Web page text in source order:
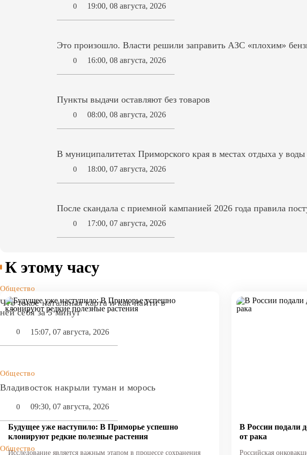
0 19:00, 08 августа, 2026
Это произошло. Власти решили заправить АЗС «плохим»
0 16:00, 08 августа, 2026
Пункты выдачи оставляют без товаров
0 08:00, 08 августа, 2026
В муниципалитетах Приморского края в местах отдыха у воды
0 18:00, 07 августа, 2026
После скандала с приемной кампанией 2026 года правила
0 17:00, 07 августа, 2026
К этому часу
Общество
Что такое натальная карта и как найти в
ней себя за 5 минут
0 15:07, 07 августа, 2026
Общество
Владивосток накрыли туман и морось
0 09:30, 07 августа, 2026
Общество
Будущее уже наступило: В Приморье успешно
клонируют редкие полезные растения
Исследование является важным этапом в процессе сохранения
В России подали
от рака
Российская